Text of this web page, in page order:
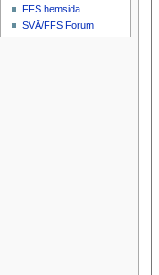
FFS hemsida
SVÄ/FFS Forum